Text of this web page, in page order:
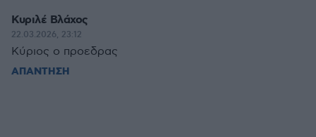
Κυριλέ Βλάχος
22.03.2026, 23:12
Κύριος ο προεδρας
ΑΠΑΝΤΗΣΗ